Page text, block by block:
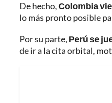
De hecho,Colombia
lo más pronto posible
Por su parte, Perú se
de ir a la cita orbital,